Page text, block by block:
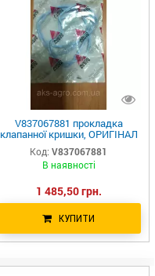
V837067881 прокладка
клапанної кришки, ОРИГІНАЛ
AGCO
Код: V837067881
В наявності
1 485,50 грн.
КУПИТИ